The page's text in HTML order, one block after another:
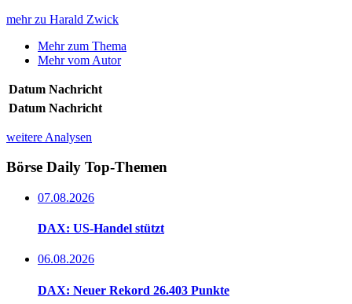
mehr zu Harald Zwick
Mehr zum Thema
Mehr vom Autor
Datum Nachricht
Datum Nachricht
weitere Analysen
Börse Daily Top-Themen
07.08.2026
DAX: US-Handel stützt
06.08.2026
DAX: Neuer Rekord 26.403 Punkte